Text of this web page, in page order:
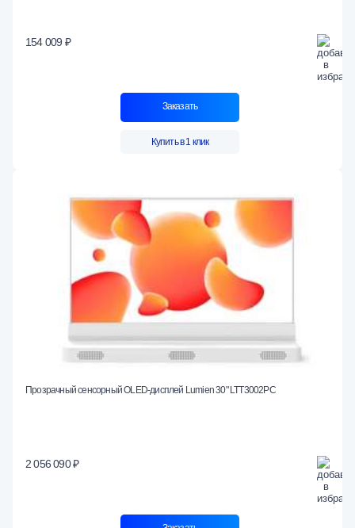
154 009 ₽
Заказать
Купить в 1 клик
Прозрачный сенсорный OLED-дисплей Lumien 30" LTT3002PC
2 056 090 ₽